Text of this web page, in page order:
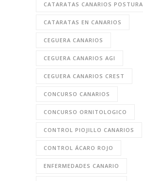
CATARATAS CANARIOS POSTURA
CATARATAS EN CANARIOS
CEGUERA CANARIOS
CEGUERA CANARIOS AGI
CEGUERA CANARIOS CREST
CONCURSO CANARIOS
CONCURSO ORNITOLOGICO
CONTROL PIOJILLO CANARIOS
CONTROL ÁCARO ROJO
ENFERMEDADES CANARIO